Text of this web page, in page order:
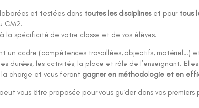
et testées dans toutes les disciplineset pourtous
CM2.
la spécificité de votre classe et de vos élèves.
un cadre (compétences travaillées, objectifs, matériel…)
durées, les activités, la place et rôle de l’enseignant. Elles
charge et vous feront gagner en méthodologie et en
peut vous être proposée pour vous guider dans vos premiers